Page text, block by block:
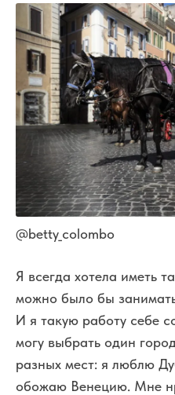
@betty_colombo
Я всегда хотела иметь
можно было бы
И я такую работу себе
могу выбрать один
разных мест: я люблю
обожаю Венецию. Мне